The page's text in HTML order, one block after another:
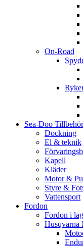
On-Road
Sea-Doo Tillbehör
Dockning
El & teknik
Kapell
Kläder
Motor &
Styre &
Vattensport
Fordon
Fordon i
Husqvarna